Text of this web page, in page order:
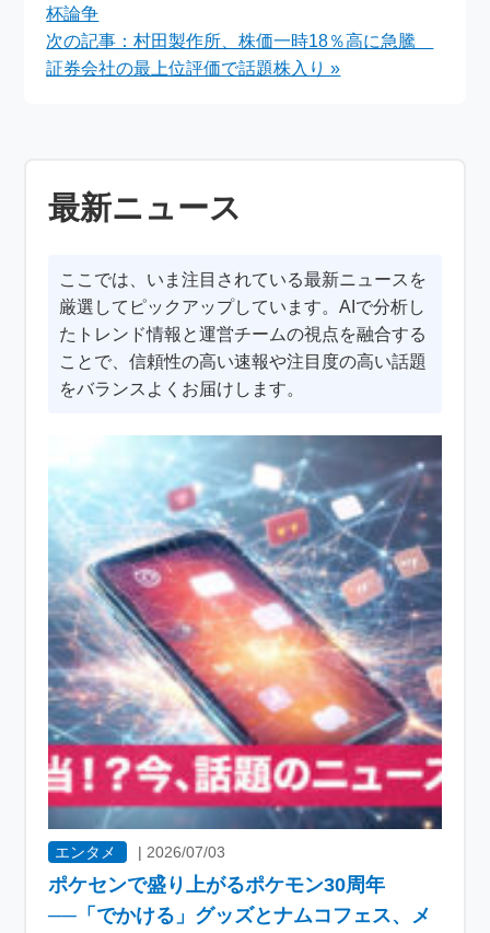
杯論争
次の記事：村田製作所、株価一時18％高に急騰
証券会社の最上位評価で話題株入り »
最新ニュース
ここでは、いま注目されている最新ニュースを
厳選してピックアップしています。AIで分析し
たトレンド情報と運営チームの視点を融合する
ことで、信頼性の高い速報や注目度の高い話題
をバランスよくお届けします。
エンタメ | 2026/07/03
ポケセンで盛り上がるポケモン30周年
──「でかける」グッズとナムコフェス、メ